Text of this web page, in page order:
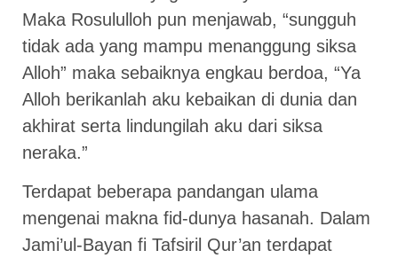
Maka Rosululloh pun menjawab, “sungguh
tidak ada yang mampu menanggung siksa
Alloh” maka sebaiknya engkau berdoa, “Ya
Alloh berikanlah aku kebaikan di dunia dan
akhirat serta lindungilah aku dari siksa
neraka.”
Terdapat beberapa pandangan ulama
mengenai makna fid-dunya hasanah. Dalam
Jami’ul-Bayan fi Tafsiril Qur’an terdapat